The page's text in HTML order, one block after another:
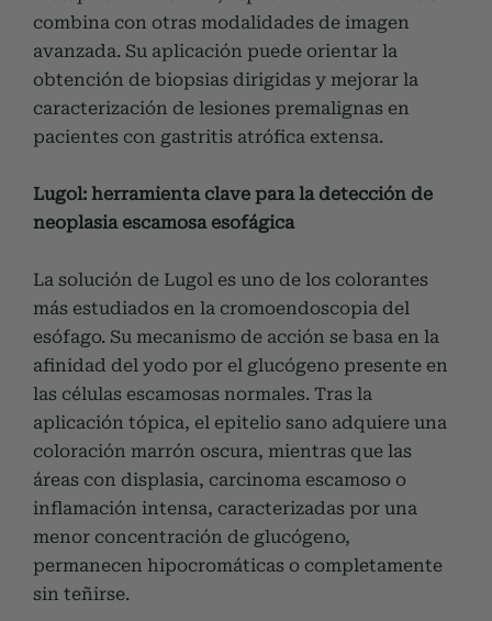
combina con otras modalidades de imagen
avanzada. Su aplicación puede orientar la
obtención de biopsias dirigidas y mejorar la
caracterización de lesiones premalignas en
pacientes con gastritis atrófica extensa.
Lugol: herramienta clave para la detección de
neoplasia escamosa esofágica
La solución de Lugol es uno de los colorantes
más estudiados en la cromoendoscopia del
esófago. Su mecanismo de acción se basa en la
afinidad del yodo por el glucógeno presente en
las células escamosas normales. Tras la
aplicación tópica, el epitelio sano adquiere una
coloración marrón oscura, mientras que las
áreas con displasia, carcinoma escamoso o
inflamación intensa, caracterizadas por una
menor concentración de glucógeno,
permanecen hipocromáticas o completamente
sin teñirse.